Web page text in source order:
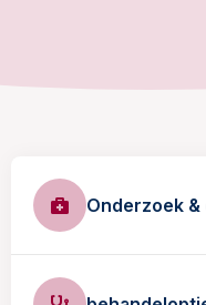
Onderzoek &